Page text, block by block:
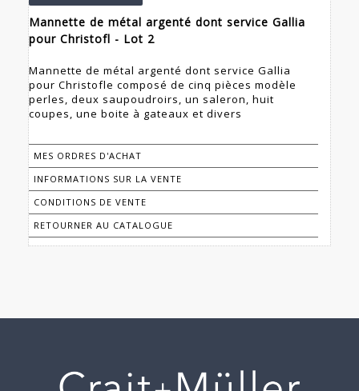
Mannette de métal argenté dont service Gallia
pour Christofl - Lot 2
Mannette de métal argenté dont service Gallia
pour Christofle composé de cinq pièces modèle
perles, deux saupoudroirs, un saleron, huit
coupes, une boite à gateaux et divers
MES ORDRES D'ACHAT
INFORMATIONS SUR LA VENTE
CONDITIONS DE VENTE
RETOURNER AU CATALOGUE